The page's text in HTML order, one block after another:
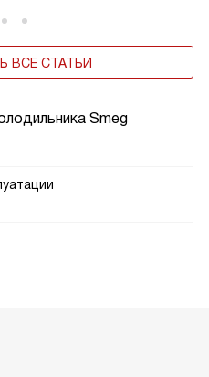
Smeg
ВСЕ СТАТЬИ